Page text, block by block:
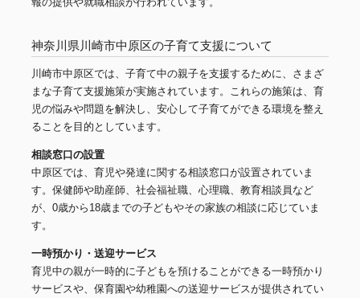
神奈川県川崎市中原区の子育て支援について
川崎市中原区では、子育て中の親子を支援するために、さまざ
まな子育て支援施策が実施されています。これらの施策は、育
児の悩みや問題を解決し、安心して子育てができる環境を整え
ることを目的としています。
相談窓口の設置
中原区では、育児や発達に関する相談窓口が設置されていま
す。保健師や助産師、社会福祉職、心理職、教育相談員など
が、0歳から18歳までの子どもやその家族の相談に応じていま
す。
一時預かり・送迎サービス
育児中の親が一時的に子どもを預けることができる一時預かり
サービスや、保育園や幼稚園への送迎サービスが提供されてい